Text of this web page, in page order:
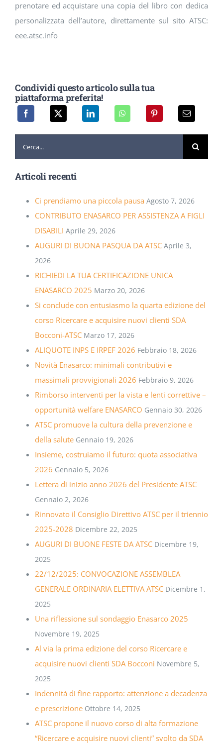
prenotare ed acquistare una copia del libro con dedica
personalizzata dell’autore, direttamente sul sito ATSC:
eee.atsc.info
Condividi questo articolo sulla tua
piattaforma preferita!
per:
Articoli recenti
Ci prendiamo una piccola pausa Agosto 7, 2026
CONTRIBUTO ENASARCO PER ASSISTENZA A FIGLI
DISABILI Aprile 29, 2026
AUGURI DI BUONA PASQUA DA ATSC Aprile 3,
2026
RICHIEDI LA TUA CERTIFICAZIONE UNICA
ENASARCO 2025 Marzo 20, 2026
Si conclude con entusiasmo la quarta edizione del
corso Ricercare e acquisire nuovi clienti SDA
Bocconi-ATSC Marzo 17, 2026
ALIQUOTE INPS E IRPEF 2026 Febbraio 18, 2026
Novità Enasarco: minimali contributivi e
massimali provvigionali 2026 Febbraio 9, 2026
Rimborso interventi per la vista e lenti correttive –
opportunità welfare ENASARCO Gennaio 30, 2026
ATSC promuove la cultura della prevenzione e
della salute Gennaio 19, 2026
Insieme, costruiamo il futuro: quota associativa
2026 Gennaio 5, 2026
Lettera di inizio anno 2026 del Presidente ATSC
Gennaio 2, 2026
Rinnovato il Consiglio Direttivo ATSC per il triennio
2025-2028 Dicembre 22, 2025
AUGURI DI BUONE FESTE DA ATSC Dicembre 19,
2025
22/12/2025: CONVOCAZIONE ASSEMBLEA
GENERALE ORDINARIA ELETTIVA ATSC Dicembre 1,
2025
Una riflessione sul sondaggio Enasarco 2025
Novembre 19, 2025
Al via la prima edizione del corso Ricercare e
acquisire nuovi clienti SDA Bocconi Novembre 5,
2025
Indennità di fine rapporto: attenzione a decadenza
e prescrizione Ottobre 14, 2025
ATSC propone il nuovo corso di alta formazione
“Ricercare e acquisire nuovi clienti” svolto da SDA